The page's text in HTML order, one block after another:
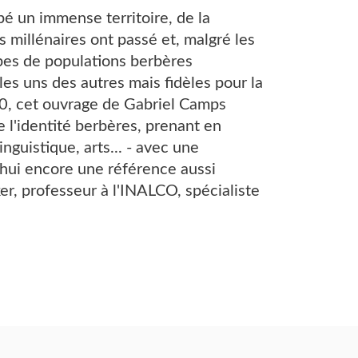
un immense territoire, de la
millénaires ont passé et, malgré les
de populations berbères
uns des autres mais fidèles pour la
cet ouvrage de Gabriel Camps
l'identité berbères, prenant en
arts... - avec une
encore une référence aussi
professeur à l'INALCO, spécialiste